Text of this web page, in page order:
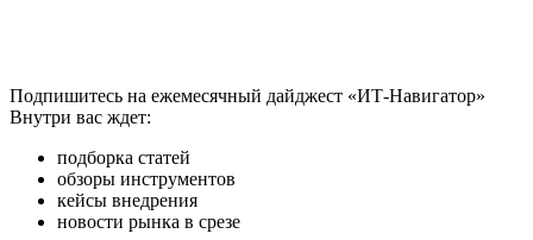
Подпишитесь на ежемесячный дайджест «ИТ-Навигатор»
Внутри вас ждет:
подборка статей
обзоры инструментов
кейсы внедрения
новости рынка в срезе